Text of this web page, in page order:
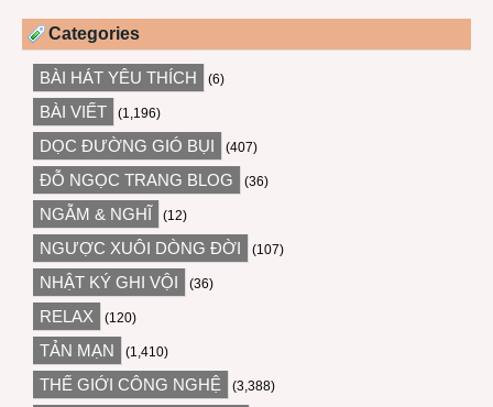
Categories
BÀI HÁT YÊU THÍCH (6)
BÀI VIẾT (1,196)
DỌC ĐƯỜNG GIÓ BỤI (407)
ĐỖ NGỌC TRANG BLOG (36)
NGẪM & NGHĨ (12)
NGƯỢC XUÔI DÒNG ĐỜI (107)
NHẬT KÝ GHI VỘI (36)
RELAX (120)
TẢN MẠN (1,410)
THẾ GIỚI CÔNG NGHỆ (3,388)